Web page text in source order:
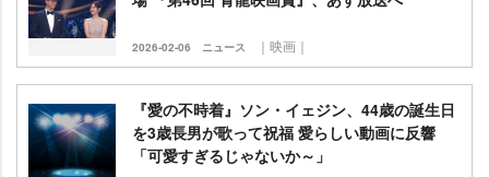
2026-02-06 ニュース ｜映画｜
『愛の不時着』ソン・イェジン、44歳の誕生日
を3歳長男が歌って祝福 愛らしい動画に反響
「可愛すぎるじゃないか～」